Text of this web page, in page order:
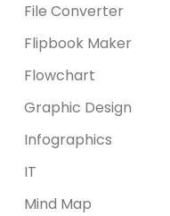
File Converter
Flipbook Maker
Flowchart
Graphic Design
Infographics
IT
Mind Map